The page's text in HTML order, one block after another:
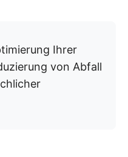
Ihrer
von Abfall